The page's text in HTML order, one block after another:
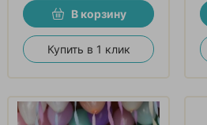
В корзину
Купить в 1 клик